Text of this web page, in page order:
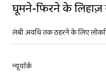
घूमने-फिरने के लिहाज़
लंबी अवधि तक ठहरने के लिए
न्यूयॉर्क